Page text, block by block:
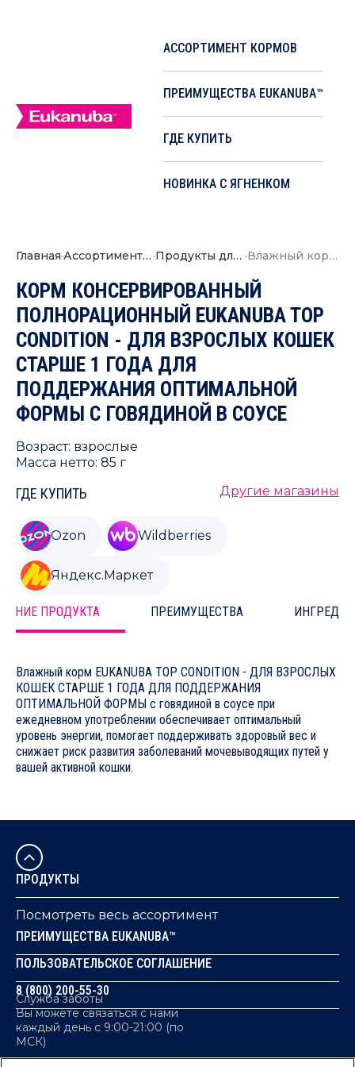
АССОРТИМЕНТ КОРМОВ
ПРЕИМУЩЕСТВА EUKANUBA™
ГДЕ КУПИТЬ
НОВИНКА С ЯГНЕНКОМ
Главная· Ассортимент кормов · Продукты для кошек · Влажный корм для взрослых кошек с говядиной в соусе
КОРМ КОНСЕРВИРОВАННЫЙ
ПОЛНОРАЦИОННЫЙ EUKANUBA TOP
CONDITION - ДЛЯ ВЗРОСЛЫХ КОШЕК
СТАРШЕ 1 ГОДА ДЛЯ
ПОДДЕРЖАНИЯ ОПТИМАЛЬНОЙ
ФОРМЫ С ГОВЯДИНОЙ В СОУСЕ
Возраст: взрослые
Масса нетто: 85 г
ГДЕ КУПИТЬ Другие магазины
Ozon Wildberries
Яндекс.Маркет
ПРОДУКТА ПРЕИМУЩЕСТВА
Влажный корм EUKANUBA TOP CONDITION - ДЛЯ ВЗРОСЛЫХ
КОШЕК СТАРШЕ 1 ГОДА ДЛЯ ПОДДЕРЖАНИЯ
ОПТИМАЛЬНОЙ ФОРМЫ с говядиной в соусе при
ежедневном употреблении обеспечивает оптимальный
уровень энергии, помогает поддерживать здоровый вес и
снижает риск развития заболеваний мочевыводящих путей у
вашей активной кошки.
1. ИММУНИТЕТ
Антиоксиданты в составе рациона усиливают активность иммунных
2. ПИЩЕВАРИТЕЛЬНАЯ СИСТЕМА
Входящая в состав растительная клетчатка способствует
3. МОЧЕВЫДЕЛИТЕЛЬНАЯ СИСТЕМА
4. МЫШЦЫ
Содержание белков животного происхождения способствует
ПРОДУКТЫ
Посмотреть весь ассортимент
ПРЕИМУЩЕСТВА EUKANUBA™
ПОЛЬЗОВАТЕЛЬСКОЕ СОГЛАШЕНИЕ
8 (800) 200-55-30
Служба заботы
Вы можете связаться с нами
каждый день с 9:00-21:00 (по
МСК)